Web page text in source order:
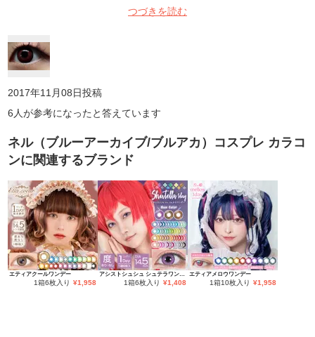
ュラルに盛る事が出来ました! また、このカラコンは、1day限定の
お色だというところにも惹かれて購入しました! 周りの人達にも、
つづきを読む
2017年11月08日投稿
6 人が参考になったと答えています
ネル（ブルーアーカイブ/ブルアカ）コスプレ カラコ
ンに関連するブランド
エティアクールワンデー
1箱6枚入り ¥1,958
アシストシュシュ シュテラワンデー
1箱6枚入り ¥1,408
エティアメロウワンデー
1箱10枚入り ¥1,958